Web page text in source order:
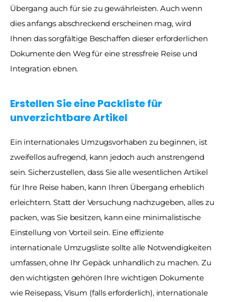
Übergang auch für sie zu gewährleisten. Auch wenn
dies anfangs abschreckend erscheinen mag, wird
Ihnen das sorgfältige Beschaffen dieser erforderlichen
Dokumente den Weg für eine stressfreie Reise und
Integration ebnen.
Erstellen Sie eine Packliste für
unverzichtbare Artikel
Ein internationales Umzugsvorhaben zu beginnen, ist
zweifellos aufregend, kann jedoch auch anstrengend
sein. Sicherzustellen, dass Sie alle wesentlichen Artikel
für Ihre Reise haben, kann Ihren Übergang erheblich
erleichtern. Statt der Versuchung nachzugeben, alles zu
packen, was Sie besitzen, kann eine minimalistische
Einstellung von Vorteil sein. Eine effiziente
internationale Umzugsliste sollte alle Notwendigkeiten
umfassen, ohne Ihr Gepäck unhandlich zu machen. Zu
den wichtigsten gehören Ihre wichtigen Dokumente
wie Reisepass, Visum (falls erforderlich), internationale